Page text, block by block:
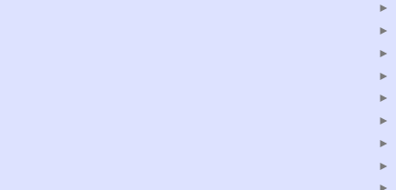
►
►
►
►
►
►
►
►